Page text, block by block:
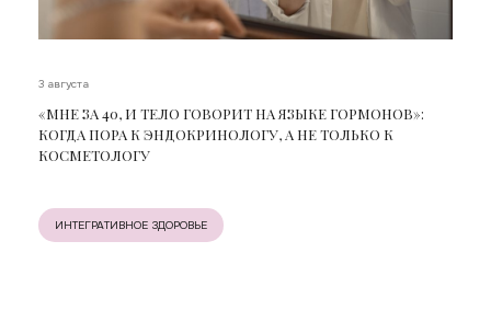
3 августа
«МНЕ ЗА 40, И ТЕЛО ГОВОРИТ НА ЯЗЫКЕ ГОРМОНОВ»:
КОГДА ПОРА К ЭНДОКРИНОЛОГУ, А НЕ ТОЛЬКО К
КОСМЕТОЛОГУ
ИНТЕГРАТИВНОЕ ЗДОРОВЬЕ